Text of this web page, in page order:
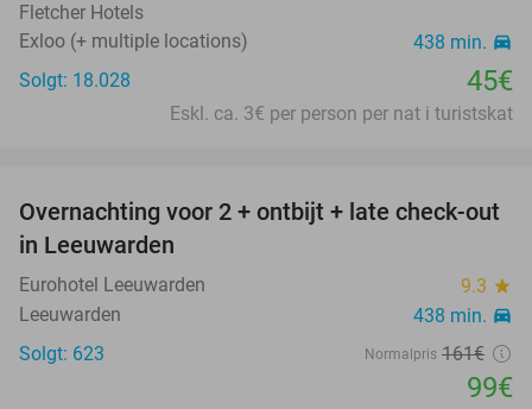
Fletcher Hotels
Exloo (+ multiple locations)
438 min. directions_car
Solgt: 18.028 45€
Eskl. ca. 3€ per person per nat i turistskat
39%
Overnachting voor 2 + ontbijt + late check-out
in Leeuwarden
Eurohotel Leeuwarden 9.3 star
Leeuwarden 438 min. directions_car
Solgt: 623 Normalpris 161€
99€